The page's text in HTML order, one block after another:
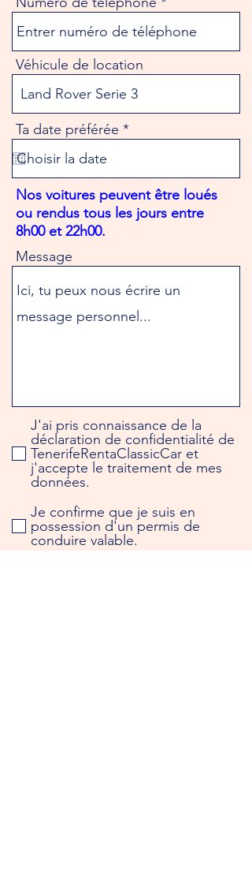
Véhicule de location
Ta date préférée *r
e
r
e
Nos voitures peuvent être loués
ou rendus tous les jours entre
8h00 et 22h00.
Message
J'ai pris connaissance de la
déclaration de confidentialité de
TenerifeRentaClassicCar et
j'accepte le traitement de mes
données.
Je confirme que je suis en
possession d'un permis de
conduire valable.